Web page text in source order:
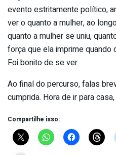
evento estritamente político,
ver o quanto a mulher, ao
quanto a mulher se uniu,
força que ela imprime quando
Foi bonito de se ver.
Ao final do percurso, falas
cumprida. Hora de ir para
Compartilhe isso: